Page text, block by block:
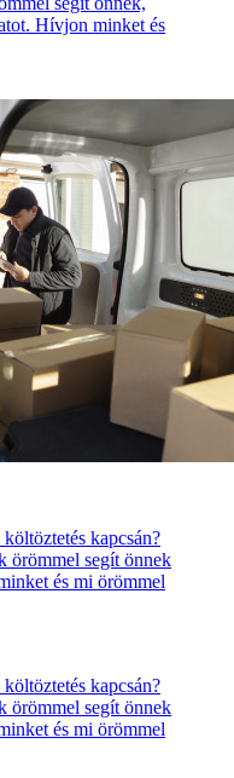
Hívjon minket és
kapcsán?
örömmel segít önnek
és mi örömmel
kapcsán?
örömmel segít önnek
és mi örömmel